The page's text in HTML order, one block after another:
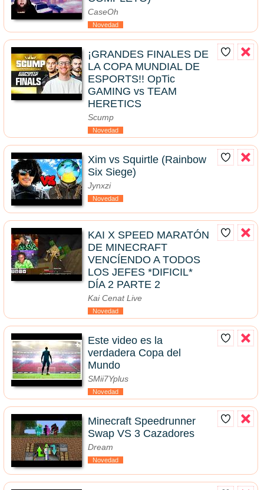
CaseOh
Novedad
¡GRANDES FINALES DE
LA COPA MUNDIAL DE
ESPORTS!! OpTic
GAMING vs TEAM
HERETICS
Scump
Novedad
Xim vs Squirtle (Rainbow
Six Siege)
Jynxzi
Novedad
KAI X SPEED MARATÓN
DE MINECRAFT
VENCÍENDO A TODOS
LOS JEFES *DIFICIL*
DÍA 2 PARTE 2
Kai Cenat Live
Novedad
Este video es la
verdadera Copa del
Mundo
SMii7Yplus
Novedad
Minecraft Speedrunner
Swap VS 3 Cazadores
Dream
Novedad